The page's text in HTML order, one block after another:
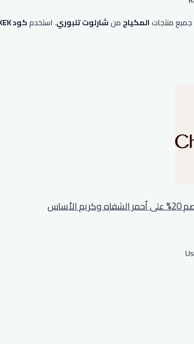
منتجاتالمكياج منشارلوت تلبوري. استخدمكود AXEK